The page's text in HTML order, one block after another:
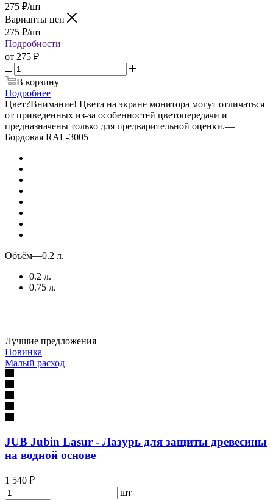
275 ₽/шт
Варианты цен
275 ₽/шт
Подробности
от 275 ₽
В корзину
Подробнее
Цвет?Внимание! Цвета на экране монитора могут отличаться
от приведенных из-за особенностей цветопередачи и
предназначены только для предварительной оценки.—
Бордовая RAL-3005
Объём—0.2 л.
0.2 л.
0.75 л.
Лучшие предложения
Новинка
Малый расход
JUB Jubin Lasur - Лазурь для защиты древесины
на водной основе
1 540 ₽
шт